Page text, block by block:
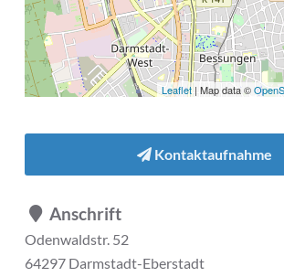
Leaflet| Map data ©
Kontaktaufnahme
Anschrift
Odenwaldstr. 52
64297 Darmstadt-Eberstadt